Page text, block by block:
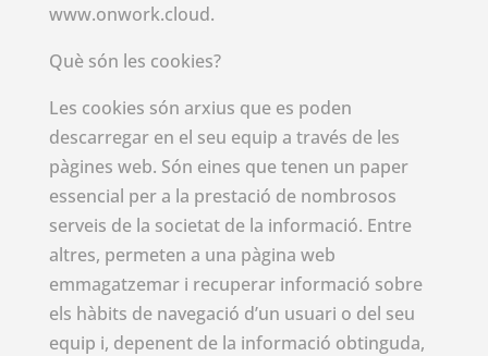
www.onwork.cloud.
Què són les cookies?
Les cookies són arxius que es poden
descarregar en el seu equip a través de les
pàgines web. Són eines que tenen un paper
essencial per a la prestació de nombrosos
serveis de la societat de la informació. Entre
altres, permeten a una pàgina web
emmagatzemar i recuperar informació sobre
els hàbits de navegació d’un usuari o del seu
equip i, depenent de la informació obtinguda,